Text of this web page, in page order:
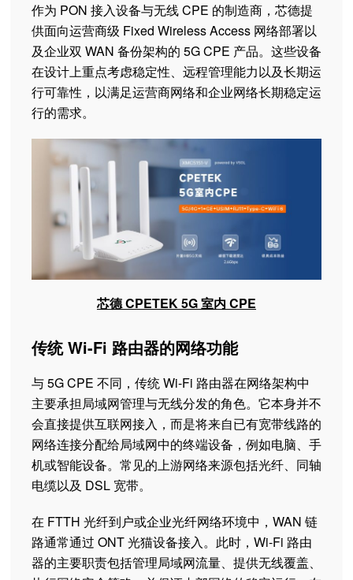
作为 PON 接入设备与无线 CPE 的制造商，芯德提
供面向运营商级 Fixed Wireless Access 网络部署以
及企业双 WAN 备份架构的 5G CPE 产品。这些设备
在设计上重点考虑稳定性、远程管理能力以及长期运
行可靠性，以满足运营商网络和企业网络长期稳定运
行的需求。
芯德 CPETEK 5G 室内 CPE
传统 Wi-Fi 路由器的网络功能
与 5G CPE 不同，传统 Wi-Fi 路由器在网络架构中
主要承担局域网管理与无线分发的角色。它本身并不
会直接提供互联网接入，而是将来自已有宽带线路的
网络连接分配给局域网中的终端设备，例如电脑、手
机或智能设备。常见的上游网络来源包括光纤、同轴
电缆以及 DSL 宽带。
在 FTTH 光纤到户或企业光纤网络环境中，WAN 链
路通常通过 ONT 光猫设备接入。此时，Wi-Fi 路由
器的主要职责包括管理局域网流量、提供无线覆盖、